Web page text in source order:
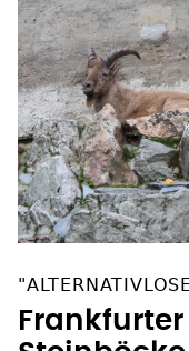
Frankfurter